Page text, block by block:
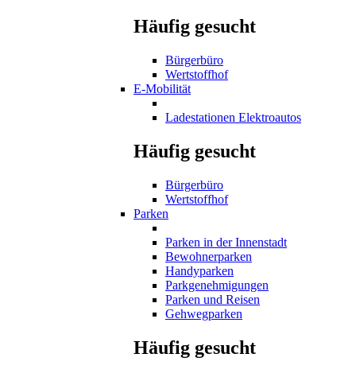
Häufig gesucht
Bürgerbüro
Wertstoffhof
E-Mobilität
Ladestationen Elektroautos
Häufig gesucht
Bürgerbüro
Wertstoffhof
Parken
Parken in der Innenstadt
Bewohnerparken
Handyparken
Parkgenehmigungen
Parken und Reisen
Gehwegparken
Häufig gesucht